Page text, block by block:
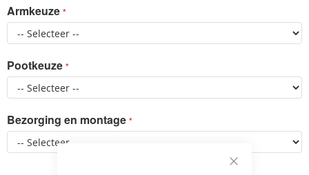
Armkeuze
Pootkeuze
Bezorging en montage